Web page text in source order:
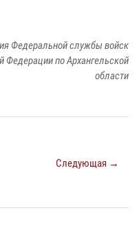
Федеральной службы войск
Федерации по Архангельской
области
Следующая →